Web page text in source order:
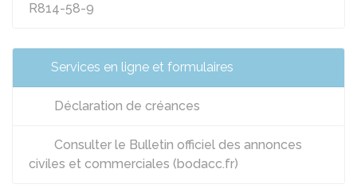
R814-58-9
Services en ligne et formulaires
Déclaration de créances
Consulter le Bulletin officiel des annonces
civiles et commerciales (bodacc.fr)